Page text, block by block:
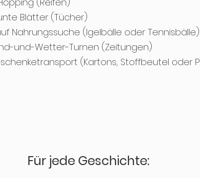
Blätter (Tücher)
Nahrungssuche (Igelbälle oder Tennisbälle)
und-Wetter-Turnen (Zeitungen)
(Kartons, Stoffbeutel oder
Für jede Geschichte: